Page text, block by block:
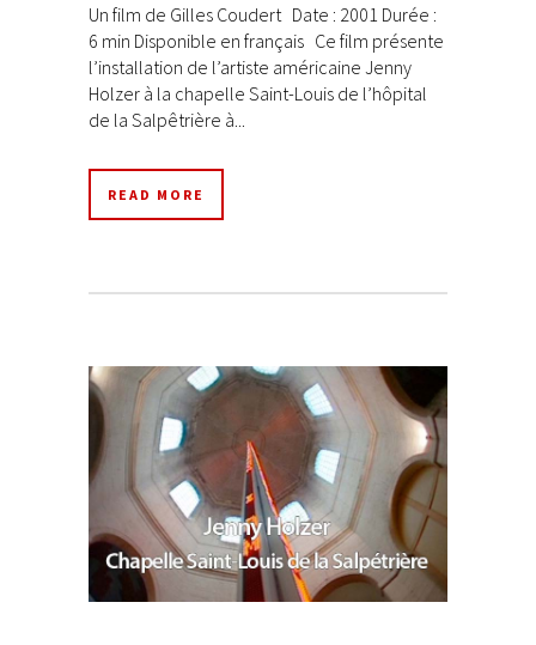
Un film de Gilles Coudert Date : 2001 Durée :
6 min Disponible en français Ce film présente
l’installation de l’artiste américaine Jenny
Holzer à la chapelle Saint-Louis de l’hôpital
de la Salpêtrière à...
READ MORE